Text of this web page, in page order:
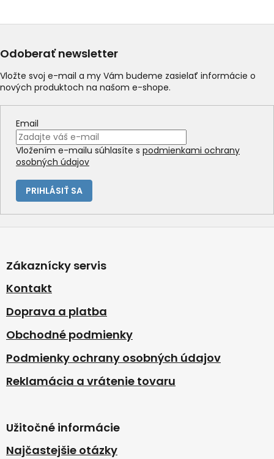
Odoberať newsletter
Vložte svoj e-mail a my Vám budeme zasielať informácie o
nových produktoch na našom e-shope.
Email
Vložením e-mailu súhlasíte s podmienkami ochrany
osobných údajov
PRIHLÁSIŤ SA
p
ä
e
Zákaznícky servis
Kontakt
Doprava a platba
Obchodné podmienky
Podmienky ochrany osobných údajov
Reklamácia a vrátenie tovaru
Užitočné informácie
Najčastejšie otázky